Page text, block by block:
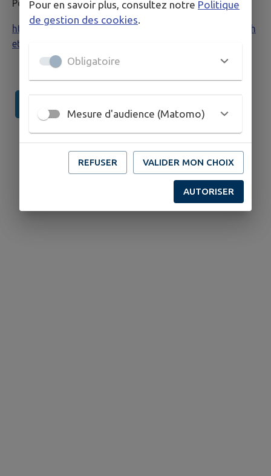
Pour en faire la demande :
https://demarches.mesdemarches.lillemetropole.fr/dech
ets-menagers/demande-de-carte-decheteries/
Pour en savoir plus, consultez notre Politique
de gestion des cookies
Obligatoire
Mesure d'audience (Matomo)
REFUSER VALIDER MON CHOIX
AUTORISER